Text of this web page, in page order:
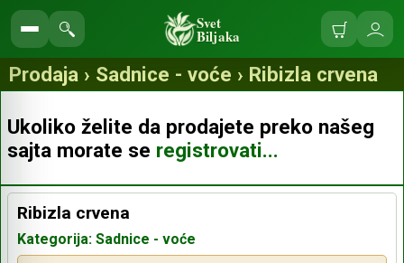
Pretraga
prodavnice
Svet
Biljaka Korpa
se
Prodaja › Sadnice - voće › Ribizla crvena
Ukoliko želite da prodajete preko našeg
sajta morate se registrovati...
Ribizla crvena
Kategorija: Sadnice - voće